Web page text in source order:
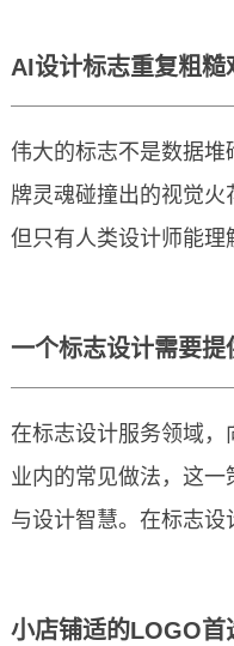
2万元标志设计是高端
化品牌诊断（竞品分
达（标准化制图、延展
视觉资产。
标志设计费2
AI设计标志重复粗糙
伟大的标志不是数据
牌灵魂碰撞出的视觉火
但只有人类设计师能
伟大的标志不是数据
牌灵魂碰撞出的视觉
但只有人类设计师能
品牌的故事与未来。
AI设计标
一个标志设计需要提
在标志设计服务领域
业内的常见做法，这
与设计智慧。在标志
在标志设计服务领域，
小店铺适的LOGO首